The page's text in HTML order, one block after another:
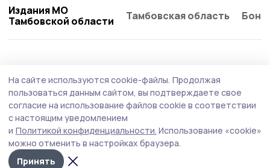
Издания МО
Тамбовской области
Тамбовская область
На сайте используются cookie-файлы. Продолжая
пользоваться данным сайтом, вы подтверждаете свое
согласие на использование файлов cookie в соответствии
с настоящим уведомлением
и Политикой конфиденциальности. Использование «cookie»
можно отменить в настройках браузера.
Принять